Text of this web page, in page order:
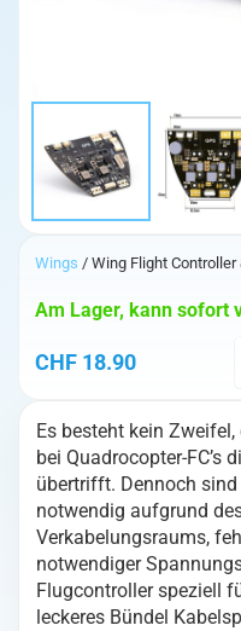
Wings / Wing Flight Controller
CHF 18.90
Am Lager, kann sofort
Es besteht kein
bei Quadrocopter-FC’s
übertrifft. Dennoch sind
notwendig aufgrund
Verkabelungsraums,
notwendiger
Flugcontroller speziell
leckeres Bündel